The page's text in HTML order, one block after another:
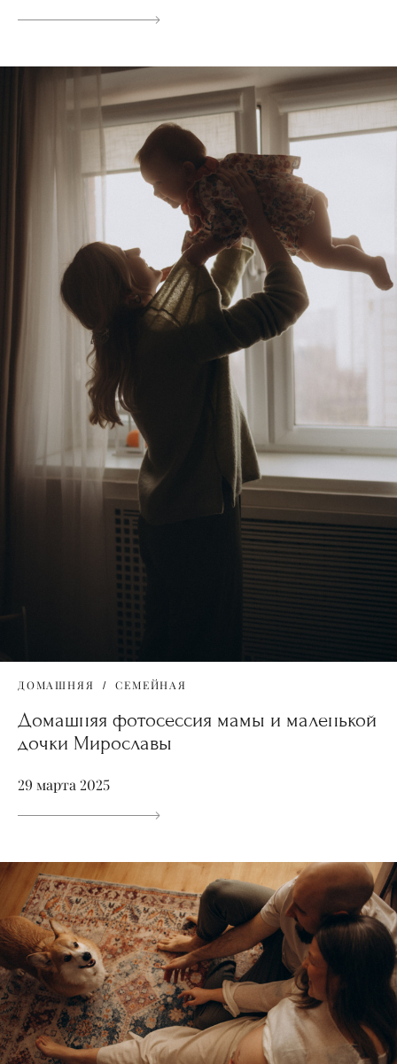
ДОМАШНЯЯ СЕМЕЙНАЯ
Домашняя фотосессия мамы и маленькой
дочки Мирославы
29 марта 2025